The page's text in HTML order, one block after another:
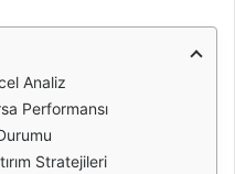
Analiz
Performansı
Stratejileri